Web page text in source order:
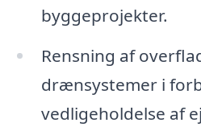
byggeprojekter.
Rensning af
drænsystemer i
vedligeholdelse af